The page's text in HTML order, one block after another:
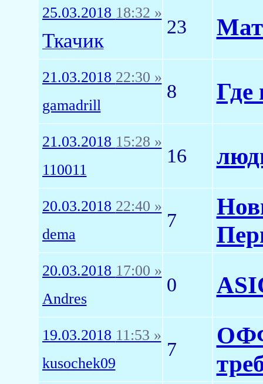
25.03.2018 18:32 »
Ткачик
23
21.03.2018 22:30 »
gamadrill
8 Где
21.03.2018 15:28 »
110011
16
20.03.2018 22:40 »
dema
7
20.03.2018 17:00 »
Andres
0
19.03.2018 11:53 »
kusochek09
7